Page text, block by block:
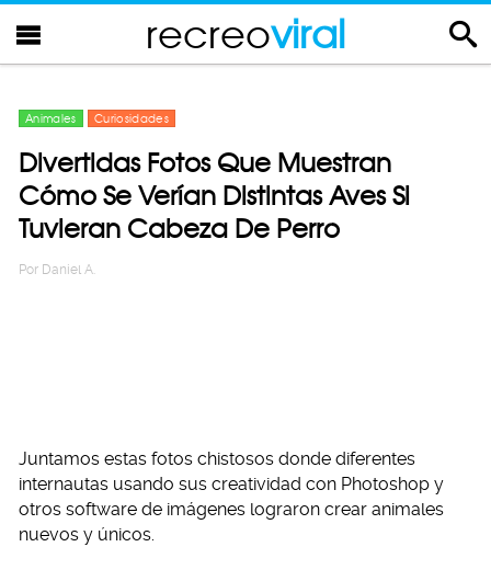
recreoviral
Animales Curiosidades
Divertidas Fotos Que Muestran
Cómo Se Verían Distintas Aves Si
Tuvieran Cabeza De Perro
Por Daniel A.
Juntamos estas fotos chistosos donde diferentes
internautas usando sus creatividad con Photoshop y
otros software de imágenes lograron crear animales
nuevos y únicos.